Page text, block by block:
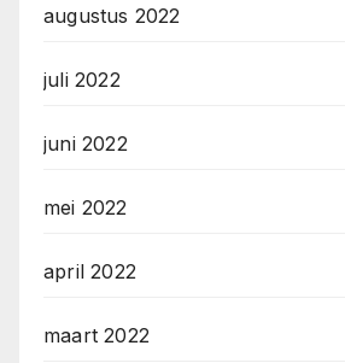
augustus 2022
juli 2022
juni 2022
mei 2022
april 2022
maart 2022